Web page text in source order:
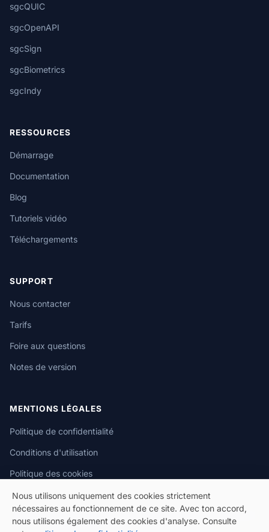
sgcQUIC
sgcOpenAPI
sgcSign
sgcBiometrics
sgcIndy
RESSOURCES
Démarrage
Documentation
Blog
Tutoriels vidéo
Téléchargements
SUPPORT
Nous contacter
Tarifs
Foire aux questions
Notes de version
MENTIONS LÉGALES
Politique de confidentialité
Conditions d'utilisation
Politique des cookies
Nous utilisons uniquement des cookies strictement
nécessaires au fonctionnement de ce site. Avec ton accord,
nous utilisons également des cookies d'analyse. Consulte